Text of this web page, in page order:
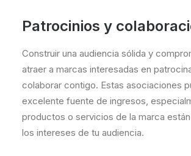
Patrocinios y
Construir una audiencia sólida y
atraer a marcas interesadas en
colaborar contigo. Estas asociaciones
excelente fuente de ingresos,
productos o servicios de la marca
los intereses de tu audiencia.